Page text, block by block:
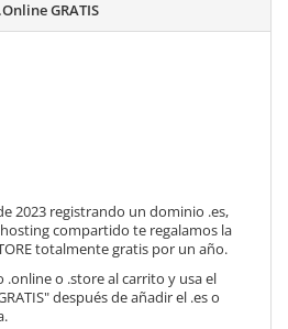
.Online GRATIS
2023 registrando un dominio .es,
compartido te regalamos la
totalmente gratis por un año.
.online o .store al carrito y usa el
después de añadir el .es o